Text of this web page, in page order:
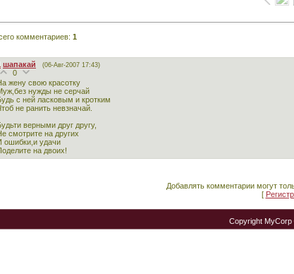
комментариев: 1
шапакай (06-Авг-2007 17:43)
0
жену свою красотку
нужды не серчай
с ней ласковым и кротким
не ранить невзначай.
верными друг другу,
смотрите на других
ошибки,и удачи
на двоих!
Добавлять комментарии могут
[
Copyright